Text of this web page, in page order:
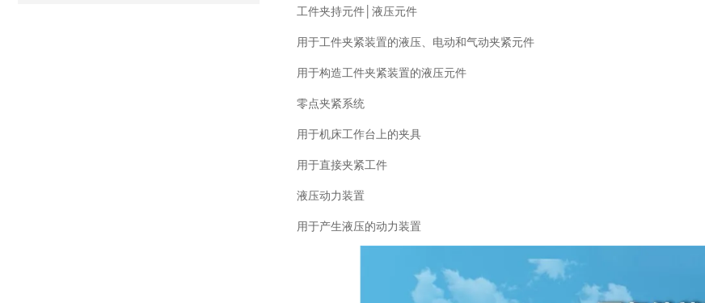
工件夹持元件│液压元件
用于工件夹紧装置的液压、电动和气动夹紧元件
用于构造工件夹紧装置的液压元件
零点夹紧系统
用于机床工作台上的夹具
用于直接夹紧工件
液压动力装置
用于产生液压的动力装置